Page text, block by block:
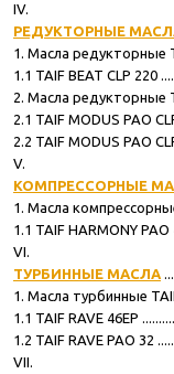
IV.
РЕДУКТОРНЫЕ
1. Масла редукторные
1.1 TAIF BEAT CLP 220
2. Масла редукторные
2.1 TAIF MODUS PAO
2.2 TAIF MODUS PAO
V.
КОМПРЕССОРНЫЕ
1. Масла
1.1 TAIF HARMONY PAO
VI.
ТУРБИННЫЕ МАСЛА
1. Масла турбинные
1.1 TAIF RAVE 46EP
1.2 TAIF RAVE PAO 32
VII.